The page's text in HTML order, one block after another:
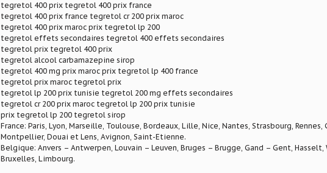
tegretol 400 prix tegretol 400 prix france
tegretol 400 prix france tegretol cr 200 prix maroc
tegretol 400 prix maroc prix tegretol lp 200
tegretol effets secondaires tegretol 400 effets secondaires
tegretol prix tegretol 400 prix
tegretol alcool carbamazepine sirop
tegretol 400 mg prix maroc prix tegretol lp 400 france
tegretol prix maroc tegretol prix
tegretol lp 200 prix tunisie tegretol 200 mg effets secondaires
tegretol cr 200 prix maroc tegretol lp 200 prix tunisie
prix tegretol lp 200 tegretol sirop
France: Paris, Lyon, Marseille, Toulouse, Bordeaux, Lille, Nice, Nantes, Strasbourg, Rennes,
Montpellier, Douai et Lens, Avignon, Saint-Etienne.
Belgique: Anvers – Antwerpen, Louvain – Leuven, Bruges – Brugge, Gand – Gent, Hasselt,
Bruxelles, Limbourg.